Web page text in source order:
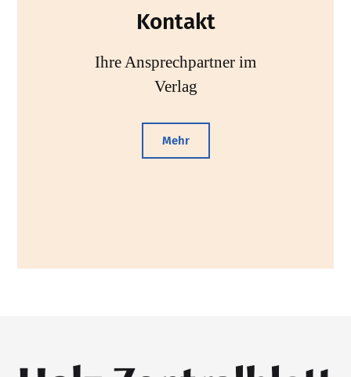
Kontakt
Ihre Ansprechpartner im
Verlag
Mehr